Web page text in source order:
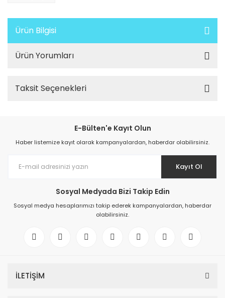
Ürün Bilgisi
Ürün Yorumları
Taksit Seçenekleri
E-Bülten'e Kayıt Olun
Haber listemize kayıt olarak kampanyalardan, haberdar olabilirsiniz.
Kayıt Ol
Sosyal Medyada Bizi Takip Edin
Sosyal medya hesaplarımızı takip ederek kampanyalardan, haberdar
olabilirsiniz.
İLETİŞİM